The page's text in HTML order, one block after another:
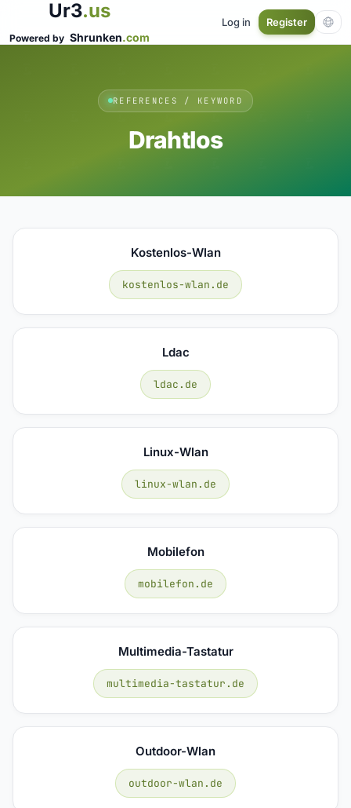
Ur3.us
Powered by Shrunken.com
Log in Register
REFERENCES / KEYWORD
Drahtlos
Kostenlos-Wlan
kostenlos-wlan.de
Ldac
ldac.de
Linux-Wlan
linux-wlan.de
Mobilefon
mobilefon.de
Multimedia-Tastatur
multimedia-tastatur.de
Outdoor-Wlan
outdoor-wlan.de